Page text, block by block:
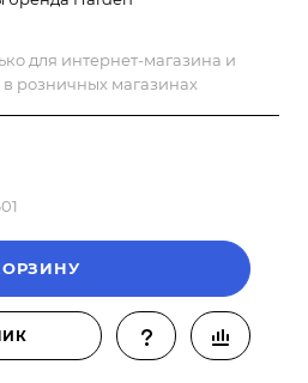
для интернет-магазина и
в розничных магазинах